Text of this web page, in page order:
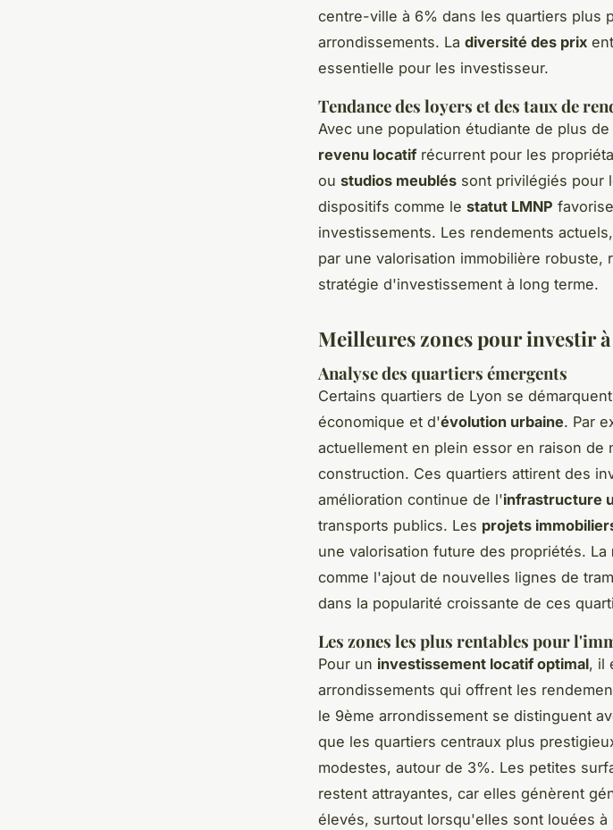
centre-ville à 6% dans les quartiers plus
arrondissements. La diversité des prix
essentielle pour les investisseur.
Tendance des loyers et des taux de
Avec une population étudiante de plus
revenu locatifrécurrent pour les
ou studios meublés sont privilégiés pour
dispositifs comme le statut LMNP
investissements. Les rendements
par une valorisation immobilière robuste,
stratégie d'investissement à long terme.
Meilleures zones pour investir
Analyse des quartiers émergents
Certains quartiers de Lyon se
économique et d'évolution urbaine. Par
actuellement en plein essor en raison
construction. Ces quartiers attirent des
amélioration continue de l'infrastructure
transports publics. Les projets
une valorisation future des propriétés. La
comme l'ajout de nouvelles lignes de
dans la popularité croissante de ces
Les zones les plus rentables pour
Pour un investissement locatif optimal, il
arrondissements qui offrent les
le 9ème arrondissement se distinguent
que les quartiers centraux plus
modestes, autour de 3%. Les petites
restent attrayantes, car elles génèrent
élevés, surtout lorsqu'elles sont louées à